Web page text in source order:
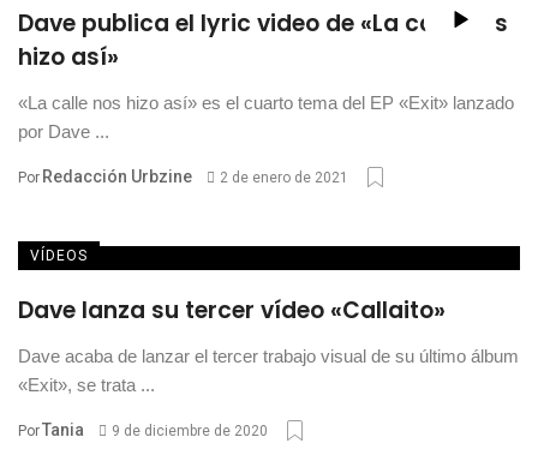
Dave publica el lyric video de «La calle nos
hizo así»
«La calle nos hizo así» es el cuarto tema del EP «Exit» lanzado
por Dave ...
Por Redacción Urbzine 2 de enero de 2021
VÍDEOS
Dave lanza su tercer vídeo «Callaito»
Dave acaba de lanzar el tercer trabajo visual de su último álbum
«Exit», se trata ...
PorTania 9 de diciembre de 2020